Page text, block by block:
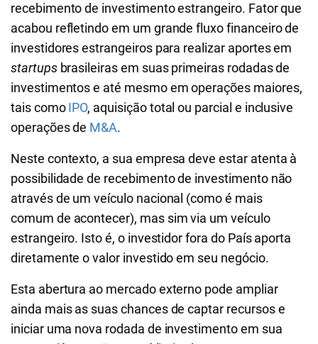
recebimento de investimento estrangeiro. Fator que
acabou refletindo em um grande fluxo financeiro de
investidores estrangeiros para realizar aportes em
startups brasileiras em suas primeiras rodadas de
investimentos e até mesmo em operações maiores,
tais comoIPO, aquisição total ou parcial e inclusive
operações de M&A.
Neste contexto, a sua empresa deve estar atenta à
possibilidade de recebimento de investimento não
através de um veículo nacional (como é mais
comum de acontecer), mas sim via um veículo
estrangeiro. Isto é, o investidor fora do País aporta
diretamente o valor investido em seu negócio.
Esta abertura ao mercado externo pode ampliar
ainda mais as suas chances de captar recursos e
iniciar uma nova rodada de investimento em sua